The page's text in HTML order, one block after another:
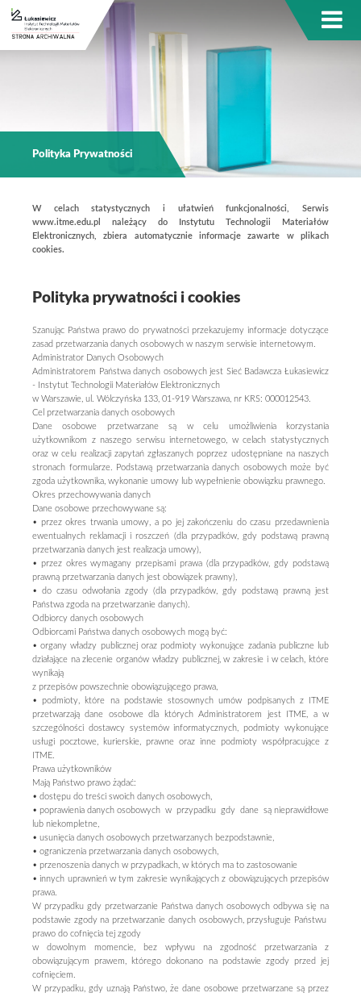
Polityka Prywatności
W celach statystycznych i ułatwień funkcjonalności, Serwis
www.itme.edu.pl należący do Instytutu Technologii Materiałów
Elektronicznych, zbiera automatycznie informacje zawarte w plikach
cookies.
Polityka prywatności i cookies
Szanując Państwa prawo do prywatności przekazujemy informacje dotyczące
zasad przetwarzania danych osobowych w naszym serwisie internetowym.
Administrator Danych Osobowych
Administratorem Państwa danych osobowych jest Sieć Badawcza Łukasiewicz
- Instytut Technologii Materiałów Elektronicznych
w Warszawie, ul. Wólczyńska 133, 01-919 Warszawa, nr KRS: 000012543.
Cel przetwarzania danych osobowych
Dane osobowe przetwarzane są w celu umożliwienia korzystania
użytkownikom z naszego serwisu internetowego, w celach statystycznych
oraz w celu realizacji zapytań zgłaszanych poprzez udostępniane na naszych
stronach formularze. Podstawą przetwarzania danych osobowych może być
zgoda użytkownika, wykonanie umowy lub wypełnienie obowiązku prawnego.
Okres przechowywania danych
Dane osobowe przechowywane są:
• przez okres trwania umowy, a po jej zakończeniu do czasu przedawnienia
ewentualnych reklamacji i roszczeń (dla przypadków, gdy podstawą prawną
przetwarzania danych jest realizacja umowy),
• przez okres wymagany przepisami prawa (dla przypadków, gdy podstawą
prawną przetwarzania danych jest obowiązek prawny),
• do czasu odwołania zgody (dla przypadków, gdy podstawą prawną jest
Państwa zgoda na przetwarzanie danych).
Odbiorcy danych osobowych
Odbiorcami Państwa danych osobowych mogą być:
• organy władzy publicznej oraz podmioty wykonujące zadania publiczne lub
działające na zlecenie organów władzy publicznej, w zakresie i w celach, które
wynikają
z przepisów powszechnie obowiązującego prawa,
• podmioty, które na podstawie stosownych umów podpisanych z ITME
przetwarzają dane osobowe dla których Administratorem jest ITME, a w
szczególności dostawcy systemów informatycznych, podmioty wykonujące
usługi pocztowe, kurierskie, prawne oraz inne podmioty współpracujące z
ITME.
Prawa użytkowników
Mają Państwo prawo żądać:
• dostępu do treści swoich danych osobowych,
• poprawienia danych osobowych w przypadku gdy dane są nieprawidłowe
lub niekompletne,
• usunięcia danych osobowych przetwarzanych bezpodstawnie,
• ograniczenia przetwarzania danych osobowych,
• przenoszenia danych w przypadkach, w których ma to zastosowanie
• innych uprawnień w tym zakresie wynikających z obowiązujących przepisów
prawa.
W przypadku gdy przetwarzanie Państwa danych osobowych odbywa się na
podstawie zgody na przetwarzanie danych osobowych, przysługuje Państwu
prawo do cofnięcia tej zgody
w dowolnym momencie, bez wpływu na zgodność przetwarzania z
obowiązującym prawem, którego dokonano na podstawie zgody przed jej
cofnięciem.
W przypadku, gdy uznają Państwo, że dane osobowe przetwarzane są przez